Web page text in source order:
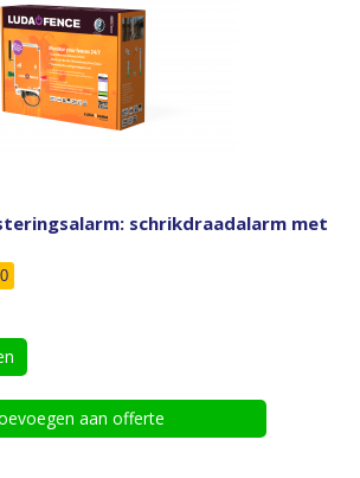
schrikdraadalarm met
aan offerte